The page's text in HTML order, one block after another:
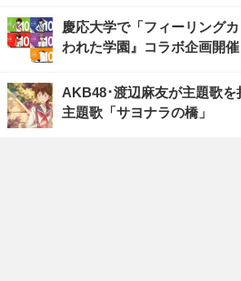
慶応大学で「フィーリング
われた学園』コラボ企画開催
AKB48･渡辺麻友が主題歌
主題歌「サヨナラの橋」